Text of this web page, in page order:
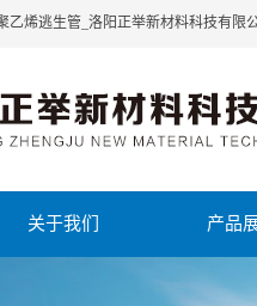
烯逃生管_洛阳正举新材料科技有限
关于我们 产品